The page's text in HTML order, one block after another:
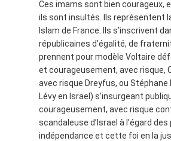
Ces imams sont bien courageux,
ils sont insultés. Ils représentent
Islam de France. Ils s’inscrivent
républicaines d’égalité, de
prennent pour modèle Voltaire
et courageusement, avec risque,
avec risque Dreyfus, ou Stéphane
Lévy en Israel) s’insurgeant
courageusement, avec risque
scandaleuse d’Israel à l’égard
indépendance et cette foi en la